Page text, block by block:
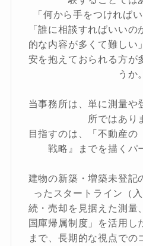
「何から手をつければ
「誰に相談すればいい
的な内容が多くて難しい
安を抱えておられる方が
うか。
当事務所は、単に測量や
所ではあり
目指すのは、「不動産の
戦略』までを描くパ
建物の新築・増築未登記
ったスタートライン（
続・売却を見据えた測量
国庫帰属制度」を活用し
まで、長期的な視点での